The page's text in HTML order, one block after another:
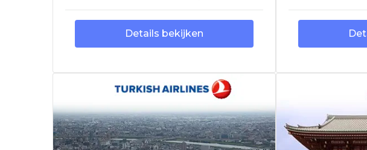
Details bekijken